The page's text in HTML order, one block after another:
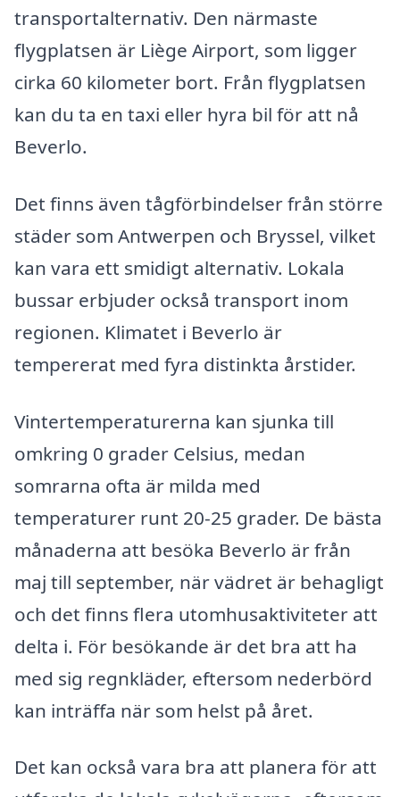
transportalternativ. Den närmaste
flygplatsen är Liège Airport, som ligger
cirka 60 kilometer bort. Från flygplatsen
kan du ta en taxi eller hyra bil för att nå
Beverlo.
Det finns även tågförbindelser från större
städer som Antwerpen och Bryssel, vilket
kan vara ett smidigt alternativ. Lokala
bussar erbjuder också transport inom
regionen. Klimatet i Beverlo är
tempererat med fyra distinkta årstider.
Vintertemperaturerna kan sjunka till
omkring 0 grader Celsius, medan
somrarna ofta är milda med
temperaturer runt 20-25 grader. De bästa
månaderna att besöka Beverlo är från
maj till september, när vädret är behagligt
och det finns flera utomhusaktiviteter att
delta i. För besökande är det bra att ha
med sig regnkläder, eftersom nederbörd
kan inträffa när som helst på året.
Det kan också vara bra att planera för att